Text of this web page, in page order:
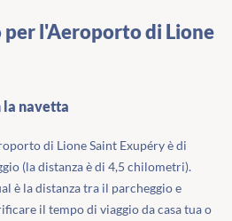
per l'Aeroporto di Lione
la navetta
di Lione Saint Exupéry è di
(la distanza è di 4,5 chilometri).
è la distanza tra il parcheggio e
il tempo di viaggio da casa tua o